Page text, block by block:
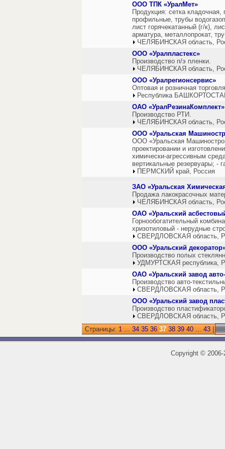
ООО ТПК «УралМет»
Продукция: сетка кладочная,
профильные, трубы
лист горячекатанный (г/к),
арматура, металлопрокат,
ЧЕЛЯБИНСКАЯ область,
ООО «Уралпластекс»
Производство п/э пленки.
ЧЕЛЯБИНСКАЯ область,
ООО «Уралрегионсервис»
Оптовая и розничная
Республика
ОАО «УралРезинаКомплект»
Производство РТИ.
ЧЕЛЯБИНСКАЯ область,
ООО «Уральская
ООО «Уральская
проектировании и
химически-агрессивным
вертикальные резервуары; -
ПЕРМСКИЙ край, Россия
ЗАО «Уральская
Продажа лакокрасочных
ЧЕЛЯБИНСКАЯ область,
ОАО «Уральский
Горнообогатительный
хризотиловый - нерудные
СВЕРДЛОВСКАЯ область,
ООО «Уральский
Производство полых
УДМУРТСКАЯ республика,
ОАО «Уральский завод
Производство авто-
СВЕРДЛОВСКАЯ область,
ООО «Уральский завод
Производство
СВЕРДЛОВСКАЯ область,
Страницы: 1 ... 34 35 36 37 38 39 40 ... 43
Copyright ©